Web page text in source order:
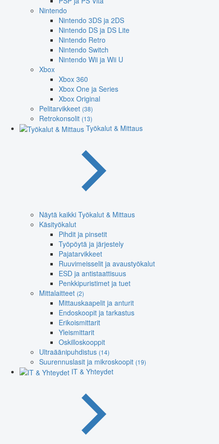
Nintendo
Nintendo 3DS ja 2DS
Nintendo DS ja DS Lite
Nintendo Retro
Nintendo Switch
Nintendo Wii ja Wii U
Xbox
Xbox 360
Xbox One ja Series
Xbox Original
Pelitarvikkeet (38)
Retrokonsolit (13)
Työkalut & Mittaus
Näytä kaikki Työkalut & Mittaus
Käsityökalut
Pihdit ja pinsetit
Työpöytä ja järjestely
Pajatarvikkeet
Ruuvimeisselit ja avaustyökalut
ESD ja antistaattisuus
Penkkipuristimet ja tuet
Mittalaitteet (2)
Mittauskaapelit ja anturit
Endoskoopit ja tarkastus
Erikoismittarit
Yleismittarit
Oskilloskooppit
Ultraäänipuhdistus (14)
Suurennuslasit ja mikroskoopit (19)
IT & Yhteydet